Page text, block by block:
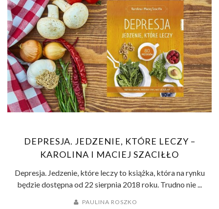
DEPRESJA. JEDZENIE, KTÓRE LECZY –
KAROLINA I MACIEJ SZACIŁŁO
Depresja. Jedzenie, które leczy to książka, która na rynku
będzie dostępna od 22 sierpnia 2018 roku. Trudno nie ...
PAULINA ROSZKO